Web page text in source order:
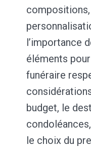
l’importance
éléments
funéraire
budget, le
le choix du